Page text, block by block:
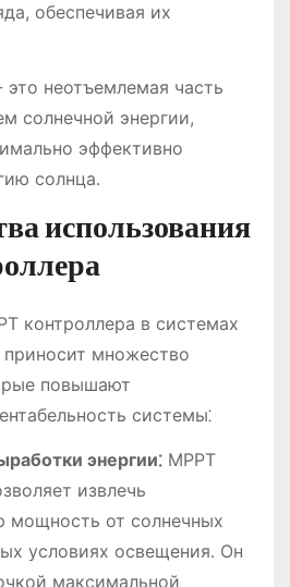
обеспечивая их
это неотъемлемая часть
солнечной энергии,
эффективно
солнца․
использования
контроллера в системах
приносит множество
повышают
системы⁚
энергии⁚MPPT
извлечь
мощность от солнечных
условиях освещения․ Он
максимальной